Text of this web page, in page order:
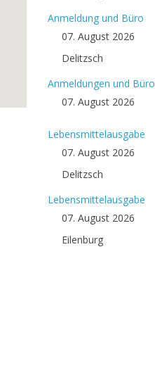
Anmeldung und Büro
07. August 2026
Delitzsch
Anmeldungen und Büro
07. August 2026
Lebensmittelausgabe
07. August 2026
Delitzsch
Lebensmittelausgabe
07. August 2026
Eilenburg